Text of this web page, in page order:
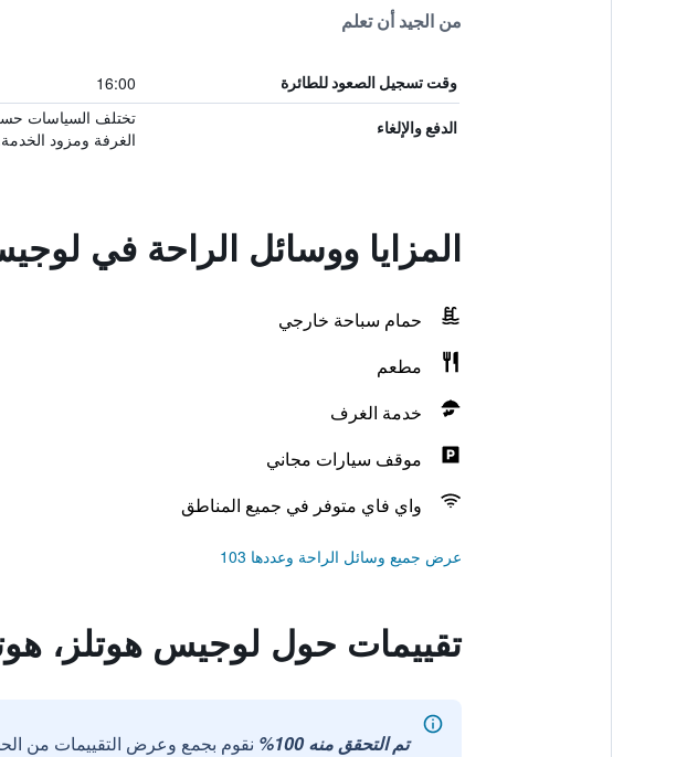
من الجيد أن تعلم
وقت تسجيل الصعود للطائرة 16:00
الدفع والإلغاء
تختلف السياسات
الغرفة ومزود
المزايا ووسائل الراحة في
حمام سباحة خارجي
مطعم
خدمة الغرف
موقف سيارات مجاني
واي فاي متوفر في جميع المناطق
عرض جميع وسائل الراحة وعددها 103
تقييمات حول لوجيس هوتلز،
تم التحقق منه 100% نقوم بجمع وعرض التقييمات من